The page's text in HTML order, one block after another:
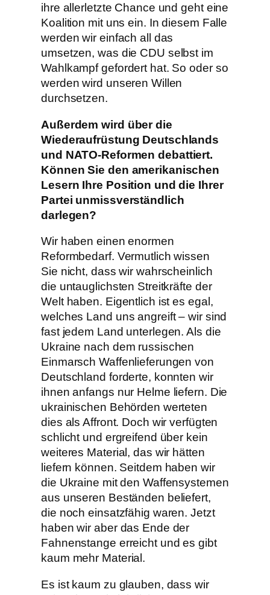
ihre allerletzte Chance und geht eine
Koalition mit uns ein. In diesem Falle
werden wir einfach all das
umsetzen, was die CDU selbst im
Wahlkampf gefordert hat. So oder so
werden wird unseren Willen
durchsetzen.
Außerdem wird über die
Wiederaufrüstung Deutschlands
und NATO-Reformen debattiert.
Können Sie den amerikanischen
Lesern Ihre Position und die Ihrer
Partei unmissverständlich
darlegen?
Wir haben einen enormen
Reformbedarf. Vermutlich wissen
Sie nicht, dass wir wahrscheinlich
die untauglichsten Streitkräfte der
Welt haben. Eigentlich ist es egal,
welches Land uns angreift – wir sind
fast jedem Land unterlegen. Als die
Ukraine nach dem russischen
Einmarsch Waffenlieferungen von
Deutschland forderte, konnten wir
ihnen anfangs nur Helme liefern. Die
ukrainischen Behörden werteten
dies als Affront. Doch wir verfügten
schlicht und ergreifend über kein
weiteres Material, das wir hätten
liefern können. Seitdem haben wir
die Ukraine mit den Waffensystemen
aus unseren Beständen beliefert,
die noch einsatzfähig waren. Jetzt
haben wir aber das Ende der
Fahnenstange erreicht und es gibt
kaum mehr Material.
Es ist kaum zu glauben, dass wir